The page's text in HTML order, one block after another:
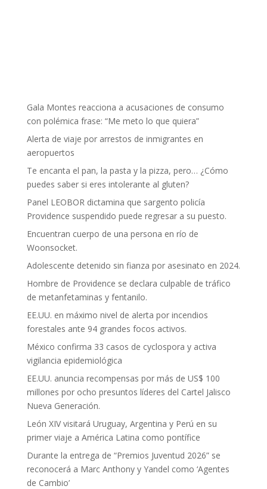
Gala Montes reacciona a acusaciones de consumo
con polémica frase: “Me meto lo que quiera”
Alerta de viaje por arrestos de inmigrantes en
aeropuertos
Te encanta el pan, la pasta y la pizza, pero… ¿Cómo
puedes saber si eres intolerante al gluten?
Panel LEOBOR dictamina que sargento policía
Providence suspendido puede regresar a su puesto.
Encuentran cuerpo de una persona en río de
Woonsocket.
Adolescente detenido sin fianza por asesinato en 2024.
Hombre de Providence se declara culpable de tráfico
de metanfetaminas y fentanilo.
EE.UU. en máximo nivel de alerta por incendios
forestales ante 94 grandes focos activos.
México confirma 33 casos de cyclospora y activa
vigilancia epidemiológica
EE.UU. anuncia recompensas por más de US$ 100
millones por ocho presuntos líderes del Cartel Jalisco
Nueva Generación.
León XIV visitará Uruguay, Argentina y Perú en su
primer viaje a América Latina como pontífice
Durante la entrega de “Premios Juventud 2026” se
reconocerá a Marc Anthony y Yandel como ‘Agentes
de Cambio’